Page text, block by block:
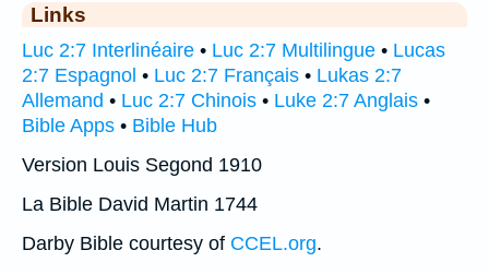
Links
Luc 2:7 Interlinéaire • Luc 2:7 Multilingue • Lucas
2:7 Espagnol • Luc 2:7 Français • Lukas 2:7
Allemand • Luc 2:7 Chinois • Luke 2:7 Anglais •
Bible Apps • Bible Hub
Version Louis Segond 1910
La Bible David Martin 1744
Darby Bible courtesy of CCEL.org.